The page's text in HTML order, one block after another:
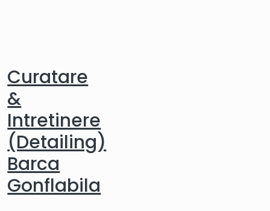
Curatare
&
Intretinere
(Detailing)
Barca
Gonflabila